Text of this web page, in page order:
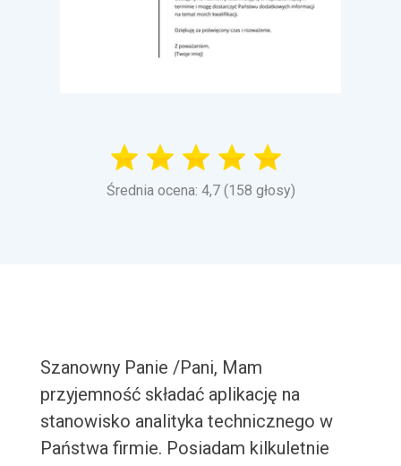
Średnia ocena: 4,7 (158 głosy)
Szanowny Panie /Pani, Mam
przyjemność składać aplikację na
stanowisko analityka technicznego w
Państwa firmie. Posiadam kilkuletnie